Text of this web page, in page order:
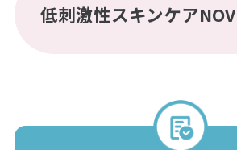
低刺激性スキンケアNOV